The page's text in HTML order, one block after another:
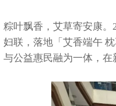
粽叶飘香，艾草寄安康
妇联，落地「艾香端午
与公益惠民融为一体，